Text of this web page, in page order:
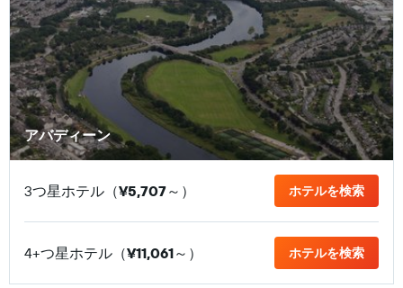
アバディーン
3つ星ホテル（¥5,707​～） ホテルを検索
4+つ星ホテル（¥11,061​～） ホテルを検索